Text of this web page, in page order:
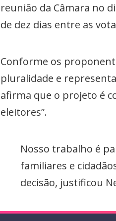
reunião da Câmara no
de dez dias entre as
Conforme os
pluralidade e
afirma que o projeto é
eleitores”.
Nosso trabalho é
familiares e
decisão, justificou